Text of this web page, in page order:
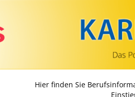
Hier finden Sie